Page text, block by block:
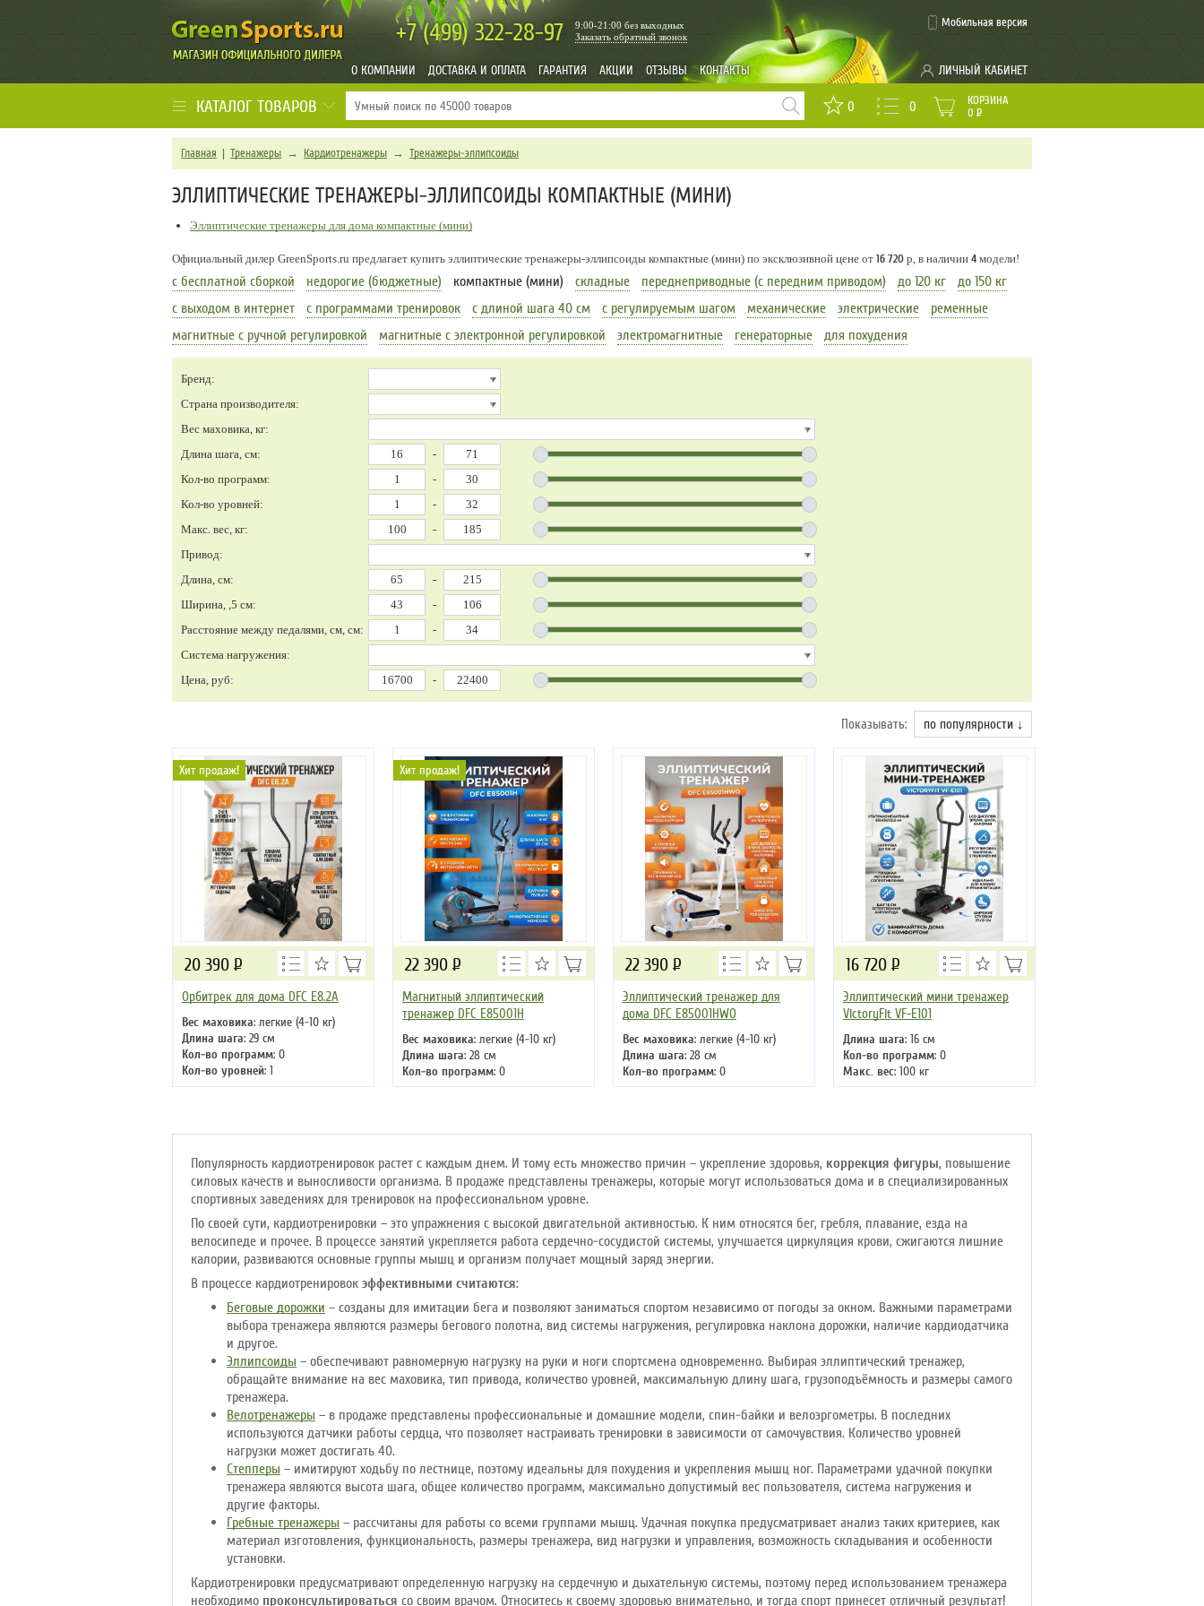
+7 (499)322-28-97 Заказать обратный звонок
9:00-21:00 без выходных
О КОМПАНИИ ДОСТАВКА И ОПЛАТА ГАРАНТИЯ АКЦИИ ОТЗЫВЫ КОНТАКТЫ
Мобильная версия
ЛИЧНЫЙ КАБИНЕТ
КАТАЛОГ ТОВАРОВ 0 0
КОРЗИНА
0 Р
Главная | Тренажеры → Кардиотренажеры → Тренажеры-эллипсоиды
ЭЛЛИПТИЧЕСКИЕ ТРЕНАЖЕРЫ-ЭЛЛИПСОИДЫ КОМПАКТНЫЕ (МИНИ)
Эллиптические тренажеры для дома компактные (мини)
Официальный дилер GreenSports.ru предлагает купить эллиптические тренажеры-эллипсоиды компактные (мини) по эксклюзивной цене от 16 720 р, в наличии 4 модели!
с бесплатной сборкой недорогие (бюджетные) компактные (мини) складные переднеприводные (с передним приводом) до 120 кг
до 150 кг
с выходом в интернет
с программами тренировок с длиной шага 40 см с регулируемым шагом механические электрические
ременные
магнитные с ручной регулировкой
магнитные с электронной регулировкой электромагнитные генераторные для похудения
Бренд:
Страна производителя:
Вес маховика, кг:
Длина шага, см:
-
Кол-во программ:
-
Кол-во уровней:
-
Макс. вес, кг:
-
Привод:
Длина, см:
-
Ширина, ,5 см:
-
Расстояние между педалями, см, см:
-
Система нагружения:
Цена, руб:
-
Показывать: по популярности ↓
Хит продаж!
Орбитрек для дома DFC E8.2A
Вес маховика: легкие (4-10 кг)
Длина шага: 29 см
Кол-во программ: 0
Кол-во уровней: 1
Макс. вес: 100 кг
20 390 Р
Хит продаж!
Магнитный эллиптический
тренажер DFC E85001H
Вес маховика: легкие (4-10 кг)
Длина шага: 28 см
Кол-во программ: 0
Кол-во уровней: 8
22 390 Р
Эллиптический тренажер для
дома DFC E85001HWO
Вес маховика: легкие (4-10 кг)
Длина шага: 28 см
Кол-во программ: 0
Кол-во уровней: 8
22 390 Р
Эллиптический мини тренажер
VictoryFit VF-E101
Длина шага: 16 см
Кол-во программ: 0
Макс. вес: 100 кг
Привод: задний
16 720 Р
Популярность кардиотренировок растет с каждым днем. И тому есть множество причин – укрепление здоровья, коррекция фигуры, повышение
силовых качеств и выносливости организма. В продаже представлены тренажеры, которые могут использоваться дома и в специализированных
спортивных заведениях для тренировок на профессиональном уровне.
По своей сути, кардиотренировки – это упражнения с высокой двигательной активностью. К ним относятся бег, гребля, плавание, езда на
велосипеде и прочее. В процессе занятий укрепляется работа сердечно-сосудистой системы, улучшается циркуляция крови, сжигаются лишние
калории, развиваются основные группы мышц и организм получает мощный заряд энергии.
В процессе кардиотренировок эффективными считаются:
Беговые дорожки – созданы для имитации бега и позволяют заниматься спортом независимо от погоды за окном. Важными параметрами
выбора тренажера являются размеры бегового полотна, вид системы нагружения, регулировка наклона дорожки, наличие кардиодатчика
и другое.
Эллипсоиды – обеспечивают равномерную нагрузку на руки и ноги спортсмена одновременно. Выбирая эллиптический тренажер,
обращайте внимание на вес маховика, тип привода, количество уровней, максимальную длину шага, грузоподъёмность и размеры самого
тренажера.
Велотренажеры – в продаже представлены профессиональные и домашние модели, спин-байки и велоэргометры. В последних
используются датчики работы сердца, что позволяет настраивать тренировки в зависимости от самочувствия. Количество уровней
нагрузки может достигать 40.
Степперы – имитируют ходьбу по лестнице, поэтому идеальны для похудения и укрепления мышц ног. Параметрами удачной покупки
тренажера являются высота шага, общее количество программ, максимально допустимый вес пользователя, система нагружения и
другие факторы.
Гребные тренажеры – рассчитаны для работы со всеми группами мышц. Удачная покупка предусматривает анализ таких критериев, как
материал изготовления, функциональность, размеры тренажера, вид нагрузки и управления, возможность складывания и особенности
установки.
Кардиотренировки предусматривают определенную нагрузку на сердечную и дыхательную системы, поэтому перед использованием тренажера
необходимо проконсультироваться со своим врачом. Относитесь к своему здоровью внимательно, и тогда спорт принесет отличный результат!